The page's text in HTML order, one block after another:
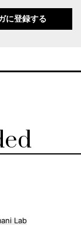
に登録する
Lab